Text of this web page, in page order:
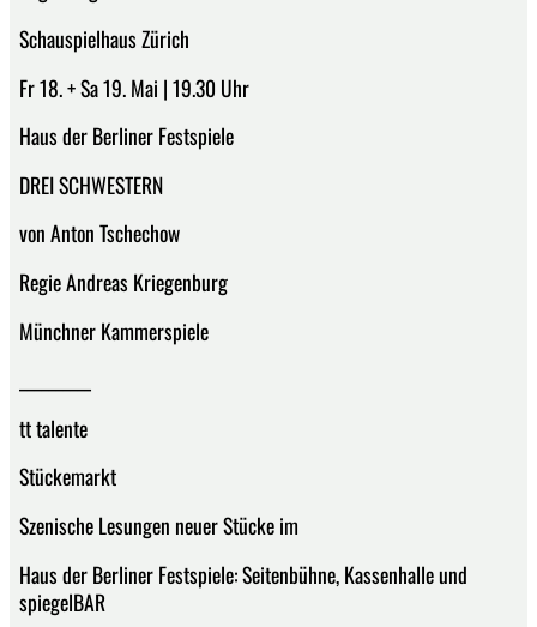
Schauspielhaus Zürich
Fr 18. + Sa 19. Mai | 19.30 Uhr
Haus der Berliner Festspiele
DREI SCHWESTERN
von Anton Tschechow
Regie Andreas Kriegenburg
Münchner Kammerspiele
tt talente
Stückemarkt
Szenische Lesungen neuer Stücke im
Haus der Berliner Festspiele: Seitenbühne, Kassenhalle und
spiegelBAR